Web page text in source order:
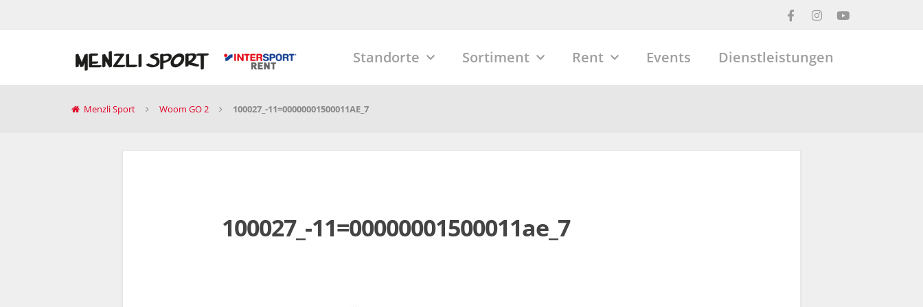
Standorte Sortiment Rent Events Dienstleistungen
Menzli Sport Woom GO 2 100027_-11=00000001500011AE_7
100027_-11=00000001500011ae_7